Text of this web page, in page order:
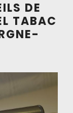
DE
TABAC